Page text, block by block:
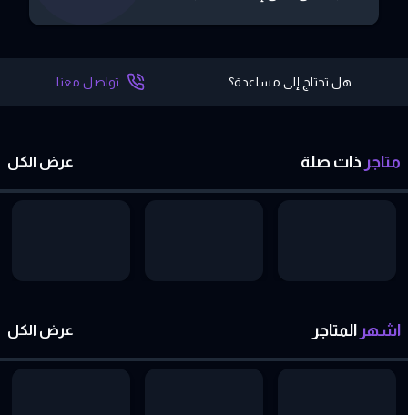
هل تحتاج إلى مساعدة؟ تواصل معنا
متاجر ذات صلة عرض الكل
اشهر المتاجر عرض الكل